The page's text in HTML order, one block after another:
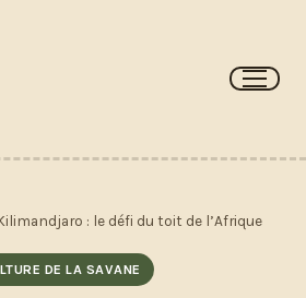
: le défi du toit de l’Afrique
DE LA SAVANE